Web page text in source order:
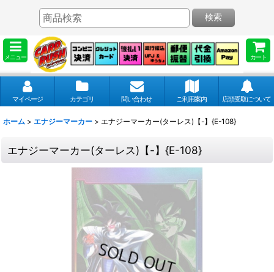
メニュー カート
検索
マイページ カテゴリ 問い合わせ ご利用案内 店頭受取について
ホーム > エナジーマーカー > エナジーマーカー(ターレス)【-】{E-108}
エナジーマーカー(ターレス)【-】{E-108}